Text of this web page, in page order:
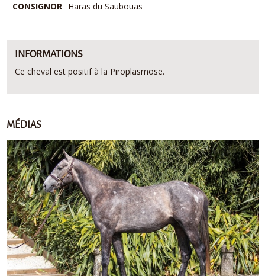
CONSIGNOR
Haras du Saubouas
INFORMATIONS
Ce cheval est positif à la Piroplasmose.
MÉDIAS